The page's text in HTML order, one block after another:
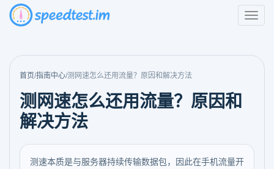
首页/指南中心/测网速怎么还用流量？原因和解决方法
测网速怎么还用流量？原因和
解决方法
测速本质是与服务器持续传输数据包，因此在手机流量开